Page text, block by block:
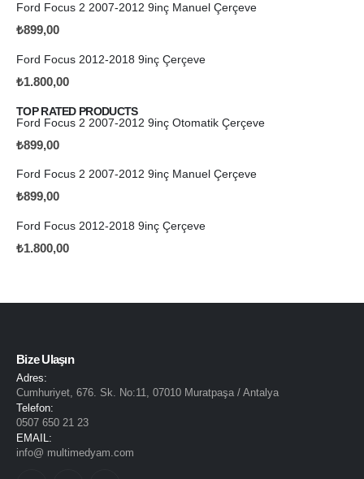
Ford Focus 2 2007-2012 9inç Manuel Çerçeve
₺899,00
Ford Focus 2012-2018 9inç Çerçeve
₺1.800,00
TOP RATED PRODUCTS
Ford Focus 2 2007-2012 9inç Otomatik Çerçeve
₺899,00
Ford Focus 2 2007-2012 9inç Manuel Çerçeve
₺899,00
Ford Focus 2012-2018 9inç Çerçeve
₺1.800,00
Bize Ulaşın
Adres:
Cumhuriyet, 676. Sk. No:11, 07010 Muratpaşa / Antalya
Telefon:
0507 650 21 23
EMAIL:
info@ multimedyam.com